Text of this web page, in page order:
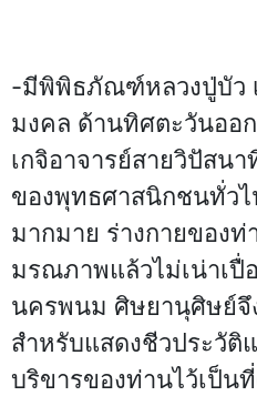
-มีพิพิธภัณฑ์หลวงปู่บัว
มงคล ด้านทิศตะวันออ
เกจิอาจารย์สายวิปัสน
ของพุทธศาสนิกชนทั่ว
มากมาย ร่างกายของท่
มรณภาพแล้วไม่เน่าเปื่
นครพนม ศิษยานุศิษย์
สำหรับแสดงชีวประวัติ
บริขารของท่านไว้เป็น